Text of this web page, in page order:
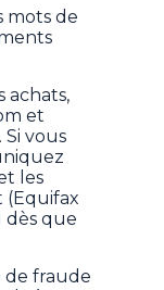
mots de
achats,
et
Si vous
les
(Equifax
dès que
de fraude